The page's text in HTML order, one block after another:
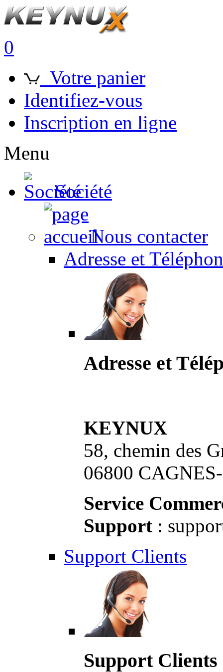
0
Votre panier
Identifiez-vous
Inscription en ligne
Menu
Société
Nous contacter
Adresse et
Adresse et
KEYNUX
58, chemin des
06800
Service
Support :
Support Clients
Support Clients